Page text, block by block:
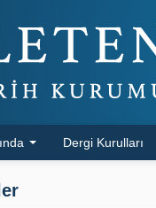
Dergi Kurulları